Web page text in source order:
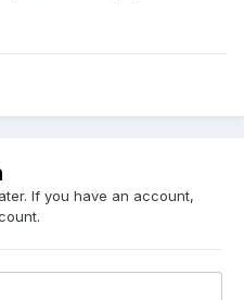
If you have an account,